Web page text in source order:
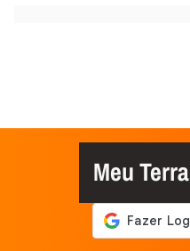
Meu Terra